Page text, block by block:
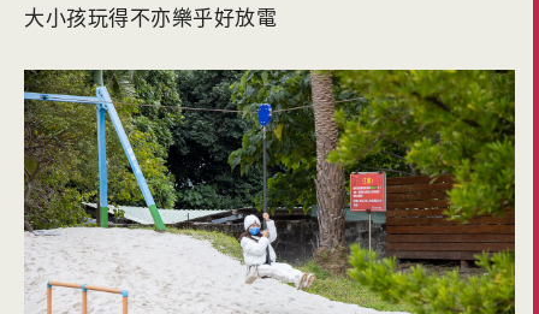
大小孩玩得不亦樂乎好放電